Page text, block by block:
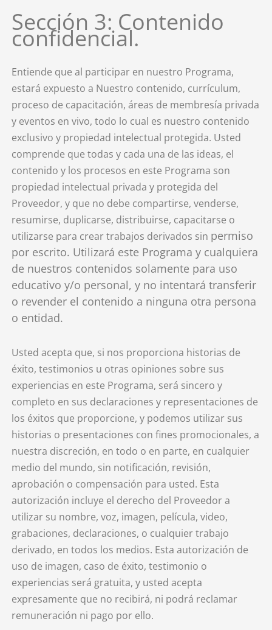
Sección 3: Contenido
confidencial.
Entiende que al participar en nuestro Programa,
estará expuesto a Nuestro contenido, currículum,
proceso de capacitación, áreas de membresía privada
y eventos en vivo, todo lo cual es nuestro contenido
exclusivo y propiedad intelectual protegida. Usted
comprende que todas y cada una de las ideas, el
contenido y los procesos en este Programa son
propiedad intelectual privada y protegida del
Proveedor, y que no debe compartirse, venderse,
resumirse, duplicarse, distribuirse, capacitarse o
utilizarse para crear trabajos derivados sin permiso
por escrito. Utilizará este Programa y cualquiera
de nuestros contenidos solamente para uso
educativo y/o personal, y no intentará transferir
o revender el contenido a ninguna otra persona
o entidad.
Usted acepta que, si nos proporciona historias de
éxito, testimonios u otras opiniones sobre sus
experiencias en este Programa, será sincero y
completo en sus declaraciones y representaciones de
los éxitos que proporcione, y podemos utilizar sus
historias o presentaciones con fines promocionales, a
nuestra discreción, en todo o en parte, en cualquier
medio del mundo, sin notificación, revisión,
aprobación o compensación para usted. Esta
autorización incluye el derecho del Proveedor a
utilizar su nombre, voz, imagen, película, video,
grabaciones, declaraciones, o cualquier trabajo
derivado, en todos los medios. Esta autorización de
uso de imagen, caso de éxito, testimonio o
experiencias será gratuita, y usted acepta
expresamente que no recibirá, ni podrá reclamar
remuneración ni pago por ello.